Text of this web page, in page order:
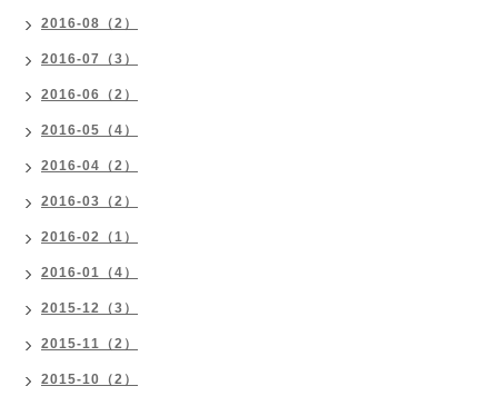
2016-08（2）
2016-07（3）
2016-06（2）
2016-05（4）
2016-04（2）
2016-03（2）
2016-02（1）
2016-01（4）
2015-12（3）
2015-11（2）
2015-10（2）